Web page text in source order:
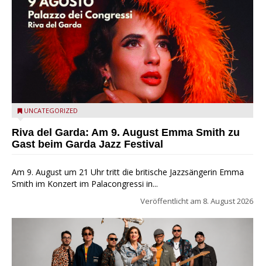
Riva del Garda - Emma Smith zu Gast beim Garda Jazz
UNCATEGORIZED
Riva del Garda: Am 9. August Emma Smith zu
Gast beim Garda Jazz Festival
Am 9. August um 21 Uhr tritt die britische Jazzsängerin Emma
Smith im Konzert im Palacongressi in...
Veröffentlicht am 8. August 2026